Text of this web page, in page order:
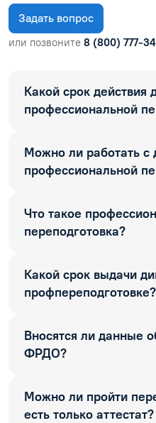
Задать вопрос
или позвоните 8 (800) 777-
Какой срок действия
профессиональной
Можно ли работать с
профессиональной
Что такое
переподготовка?
Какой срок выдачи
профпереподготовке?
Вносятся ли данные
ФРДО?
Можно ли пройти
есть только аттестат?